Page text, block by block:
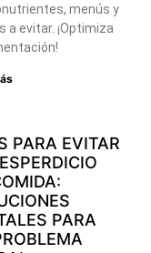
menús y
a evitar. ¡Optimiza
PARA EVITAR
PARA